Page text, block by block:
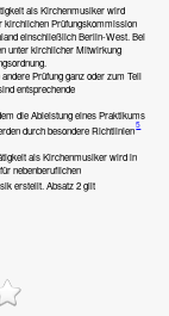
als Kirchenmusiker wird
kirchlichen Prüfungskommission
einschließlich Berlin-West. Bei
unter kirchlicher Mitwirkung
Prüfung ganz oder zum Teil
entsprechende
die Ableistung eines Praktikums
durch besondere Richtlinien
5
als Kirchenmusiker wird in
nebenberuflichen
erstellt. Absatz 2 gilt